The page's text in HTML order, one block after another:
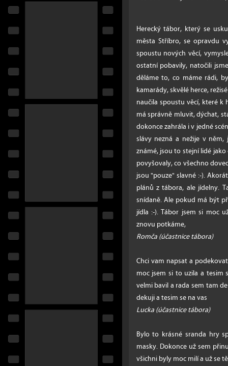
Herecký tábor, který se
města Stříbro, se opravdu
spoustu nových věcí,
ostatní pobavily, natočili
děláme to, co máme rádi,
kamarády, skvělé herce,
naučila spoustu věcí, které
má správně mluvit, dýchat,
dokonce zahrála i v jedné
slávy nezná a nežije v
známé, jsou to stejní lidé
povyšovaly, co všechno
jsou "pouze" slavné :-).
plánů z tábora, ale jídelny.
snídaně. Ale pokud má být
jídla :-). Tábor jsem si moc
znovu potkáme,
Romča (účastnice tábora)
Chci vam napsat a
moc jsem si to uzila a
velmi bavil a rada sem tam
dekuji a tesim se na vas
Lucka (účastnice tábora)
Bylo to krásné sranda hry
masky. Dokonce už sem
všichni byly moc milí a už se